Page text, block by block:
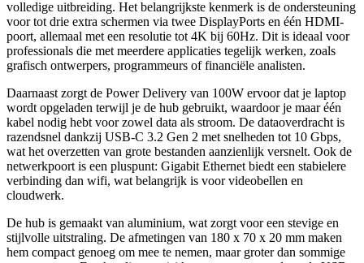
volledige uitbreiding. Het belangrijkste kenmerk is de ondersteuning
voor tot drie extra schermen via twee DisplayPorts en één HDMI-
poort, allemaal met een resolutie tot 4K bij 60Hz. Dit is ideaal voor
professionals die met meerdere applicaties tegelijk werken, zoals
grafisch ontwerpers, programmeurs of financiële analisten.
Daarnaast zorgt de Power Delivery van 100W ervoor dat je laptop
wordt opgeladen terwijl je de hub gebruikt, waardoor je maar één
kabel nodig hebt voor zowel data als stroom. De dataoverdracht is
razendsnel dankzij USB-C 3.2 Gen 2 met snelheden tot 10 Gbps,
wat het overzetten van grote bestanden aanzienlijk versnelt. Ook de
netwerkpoort is een pluspunt: Gigabit Ethernet biedt een stabielere
verbinding dan wifi, wat belangrijk is voor videobellen en
cloudwerk.
De hub is gemaakt van aluminium, wat zorgt voor een stevige en
stijlvolle uitstraling. De afmetingen van 180 x 70 x 20 mm maken
hem compact genoeg om mee te nemen, maar groter dan sommige